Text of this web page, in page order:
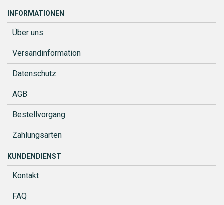
INFORMATIONEN
Über uns
Versandinformation
Datenschutz
AGB
Bestellvorgang
Zahlungsarten
KUNDENDIENST
Kontakt
FAQ